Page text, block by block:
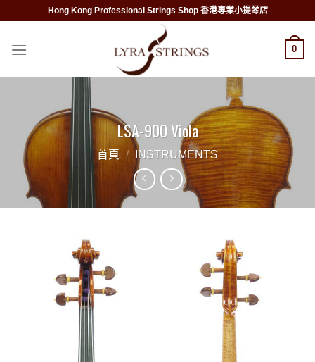
content
Hong Kong Professional Strings Shop 香港專業小提琴店
0
LSA-900 Viola
首頁 / INSTRUMENTS